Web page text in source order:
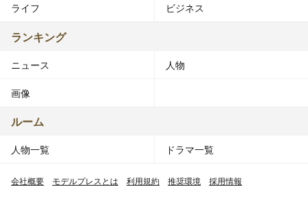
ライフ ビジネス
ランキング
ニュース 人物
画像
ルーム
人物一覧 ドラマ一覧
会社概要 モデルプレスとは 利用規約 推奨環境 採用情報